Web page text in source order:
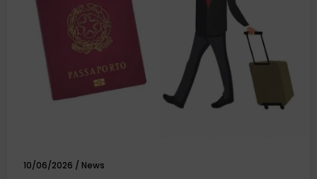
10/06/2026 / News